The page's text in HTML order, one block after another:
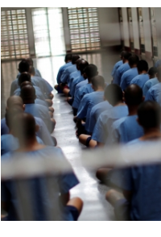
SHARE TWEET